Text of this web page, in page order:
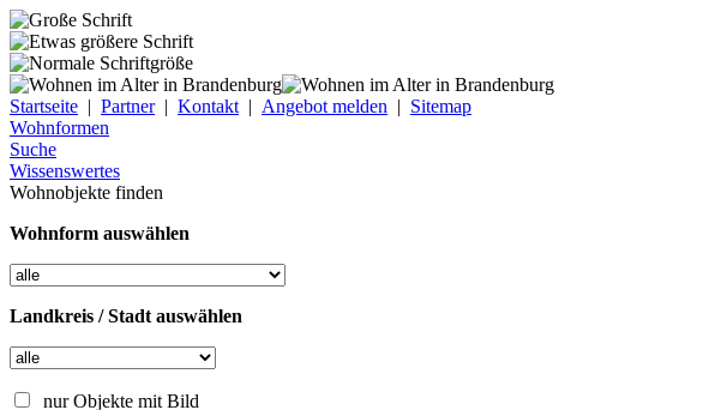
Startseite | Partner| Kontakt | Angebot melden | Sitemap
Wohnformen
Suche
Wissenswertes
Wohnobjekte finden
Wohnform auswählen
Landkreis / Stadt auswählen
nur Objekte mit Bild